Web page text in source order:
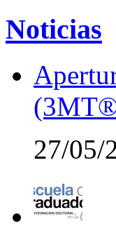
Noticias
27/05/